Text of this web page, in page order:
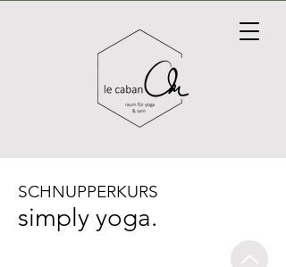
SCHNUPPERKURS
simply yoga.